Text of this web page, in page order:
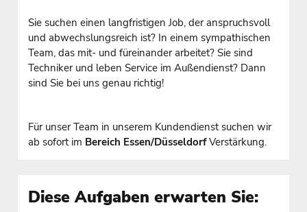
Sie suchen einen langfristigen Job, der anspruchsvoll
und abwechslungsreich ist? In einem sympathischen
Team, das mit- und füreinander arbeitet? Sie sind
Techniker und leben Service im Außendienst? Dann
sind Sie bei uns genau richtig!
Für unser Team in unserem Kundendienst suchen wir
ab sofort im Bereich Essen/DüsseldorfVerstärkung.
Diese Aufgaben erwarten Sie: